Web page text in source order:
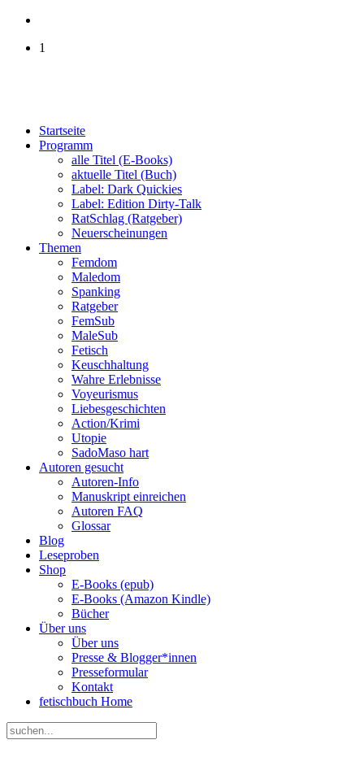
1
Startseite
Programm
alle Titel (E-Books)
aktuelle Titel (Buch)
Label: Dark Quickies
Label: Edition Dirty-Talk
RatSchlag (Ratgeber)
Neuerscheinungen
Themen
Femdom
Maledom
Spanking
Ratgeber
FemSub
MaleSub
Fetisch
Keuschhaltung
Wahre Erlebnisse
Voyeurismus
Liebesgeschichten
Action/Krimi
Utopie
SadoMaso hart
Autoren gesucht
Autoren-Info
Manuskript einreichen
Autoren FAQ
Glossar
Blog
Leseproben
Shop
E-Books (epub)
E-Books (Amazon Kindle)
Bücher
Über uns
Über uns
Presse & Blogger*innen
Presseformular
Kontakt
fetischbuch Home